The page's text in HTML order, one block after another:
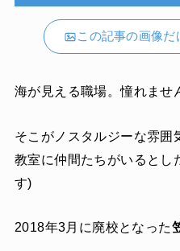
この記事の画像だ
海が見える職場。憧れませ
そこがノスタルジーな雰囲
教室に仲間たちがいるとし
す)
2018年3月に廃校となった